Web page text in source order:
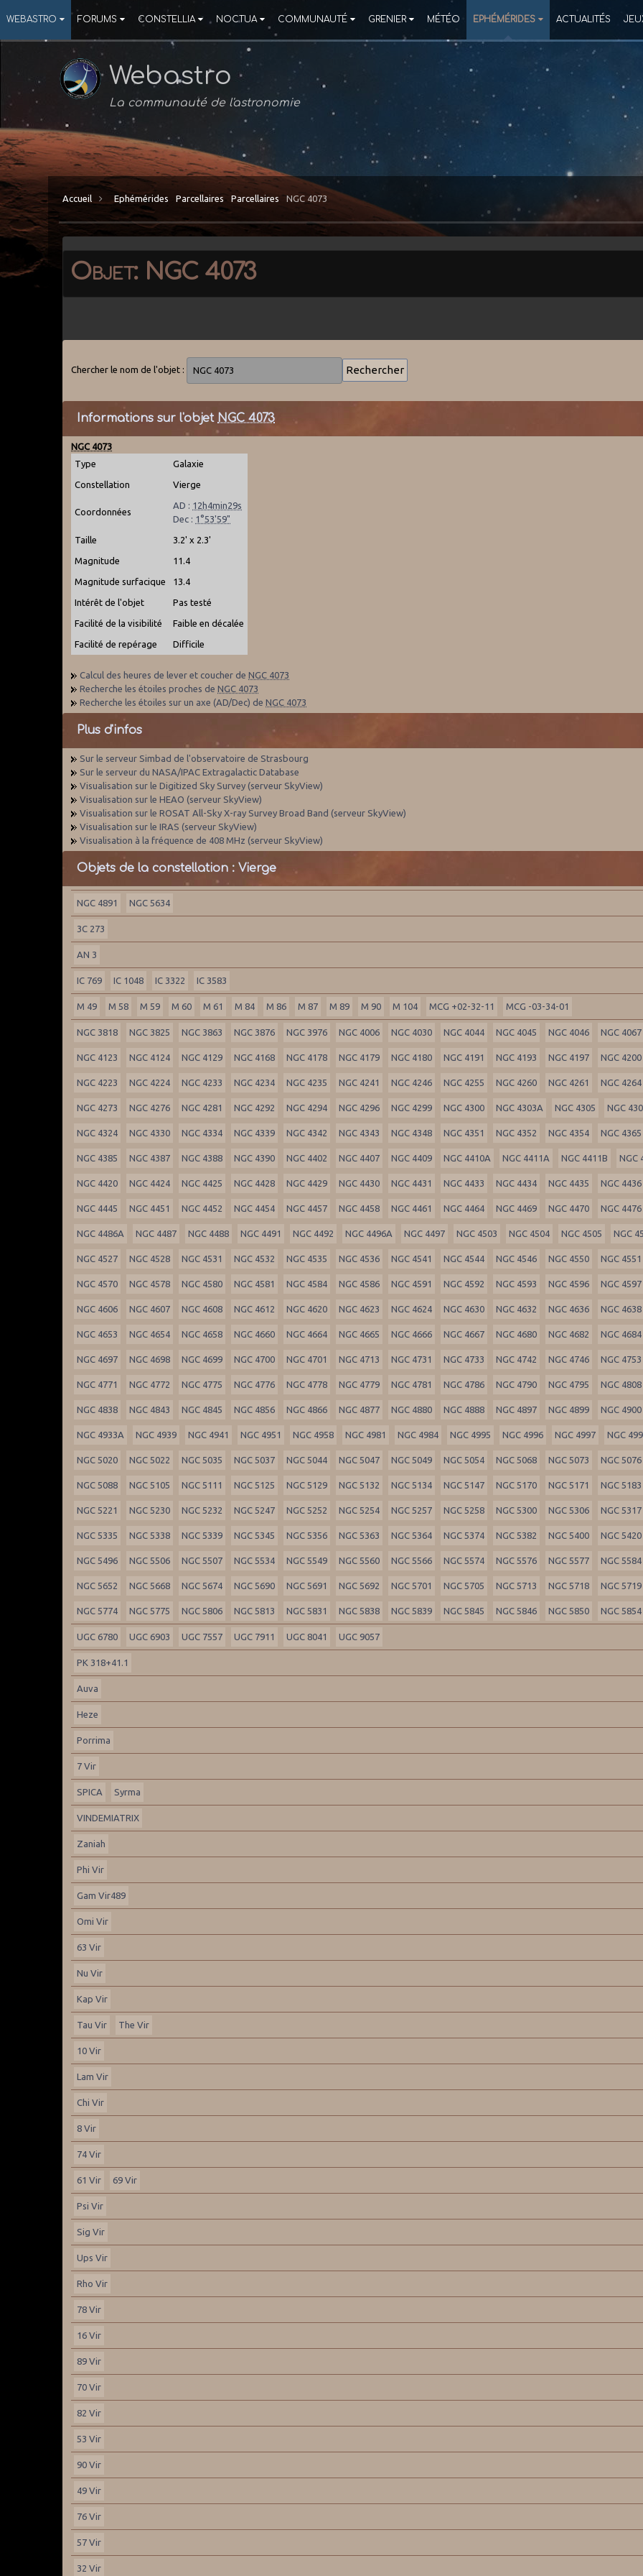
WEBASTRO FORUMS CONSTELLIA NOCTUA COMMUNAUTÉ GRENIER MÉTÉO EPHÉMÉRIDES ACTUALITÉS
Webastro
La communauté de l'astronomie
Accueil Ephémérides Parcellaires Parcellaires NGC 4073
Objet: NGC 4073
Chercher le nom de l'objet :
Informations sur l'objet NGC 4073
NGC 4073
Type
Galaxie
Constellation Vierge
Coordonnées
AD : 12h4min29s
Dec : 1°53'59"
Taille 3.2' x 2.3'
Magnitude 11.4
Magnitude surfacique 13.4
Intérêt de l'objet Pas testé
Facilité de la visibilité Faible en décalée
Facilité de repérage Difficile
Calcul des heures de lever et coucher deNGC 4073
Recherche les étoiles proches deNGC 4073
Recherche les étoiles sur un axe (AD/Dec) deNGC 4073
Plus d'infos
Sur le serveur Simbad de l'observatoire de Strasbourg
Sur le serveur du NASA/IPAC Extragalactic Database
Visualisation sur le Digitized Sky Survey (serveur SkyView)
Visualisation sur le HEAO (serveur SkyView)
Visualisation sur le ROSAT All-Sky X-ray Survey Broad Band (serveur SkyView)
Visualisation sur le IRAS (serveur SkyView)
Visualisation à la fréquence de 408 MHz (serveur SkyView)
Objets de la constellation : Vierge
NGC 4891 NGC 5634
3C 273
AN 3
IC 769 IC 1048 IC 3322 IC 3583
M 49 M 58 M 59 M 60 M 61 M 84 M 86 M 87 M 89 M 90 M 104 MCG +02-32-11 MCG -03-34-01
NGC 3818 NGC 3825 NGC 3863 NGC 3876 NGC 3976 NGC 4006 NGC 4030 NGC 4044 NGC 4045 NGC 4046 NGC 4067
NGC 4123 NGC 4124 NGC 4129 NGC 4168 NGC 4178 NGC 4179 NGC 4180 NGC 4191 NGC 4193 NGC 4197 NGC 4200
NGC 4223 NGC 4224 NGC 4233 NGC 4234 NGC 4235 NGC 4241 NGC 4246 NGC 4255 NGC 4260 NGC 4261 NGC 4264
NGC 4273 NGC 4276 NGC 4281 NGC 4292 NGC 4294 NGC 4296 NGC 4299 NGC 4300 NGC 4303A NGC 4305 NGC
NGC 4324 NGC 4330 NGC 4334 NGC 4339 NGC 4342 NGC 4343 NGC 4348 NGC 4351 NGC 4352 NGC 4354 NGC 4365
NGC 4385 NGC 4387 NGC 4388 NGC 4390 NGC 4402 NGC 4407 NGC 4409 NGC 4410A NGC 4411A NGC 4411B NGC
NGC 4420 NGC 4424 NGC 4425 NGC 4428 NGC 4429 NGC 4430 NGC 4431 NGC 4433 NGC 4434 NGC 4435 NGC 4436
NGC 4445 NGC 4451 NGC 4452 NGC 4454 NGC 4457 NGC 4458 NGC 4461 NGC 4464 NGC 4469 NGC 4470 NGC 4476
NGC 4486A NGC 4487 NGC 4488 NGC 4491 NGC 4492 NGC 4496A NGC 4497 NGC 4503 NGC 4504 NGC 4505 NGC
NGC 4527 NGC 4528 NGC 4531 NGC 4532 NGC 4535 NGC 4536 NGC 4541 NGC 4544 NGC 4546 NGC 4550 NGC 4551
NGC 4570 NGC 4578 NGC 4580 NGC 4581 NGC 4584 NGC 4586 NGC 4591 NGC 4592 NGC 4593 NGC 4596 NGC 4597
NGC 4606 NGC 4607 NGC 4608 NGC 4612 NGC 4620 NGC 4623 NGC 4624 NGC 4630 NGC 4632 NGC 4636 NGC 4638
NGC 4653 NGC 4654 NGC 4658 NGC 4660 NGC 4664 NGC 4665 NGC 4666 NGC 4667 NGC 4680 NGC 4682 NGC 4684
NGC 4697 NGC 4698 NGC 4699 NGC 4700 NGC 4701 NGC 4713 NGC 4731 NGC 4733 NGC 4742 NGC 4746 NGC 4753
NGC 4771 NGC 4772 NGC 4775 NGC 4776 NGC 4778 NGC 4779 NGC 4781 NGC 4786 NGC 4790 NGC 4795 NGC 4808
NGC 4838 NGC 4843 NGC 4845 NGC 4856 NGC 4866 NGC 4877 NGC 4880 NGC 4888 NGC 4897 NGC 4899 NGC 4900
NGC 4933A NGC 4939 NGC 4941 NGC 4951 NGC 4958 NGC 4981 NGC 4984 NGC 4995 NGC 4996 NGC 4997 NGC
NGC 5020 NGC 5022 NGC 5035 NGC 5037 NGC 5044 NGC 5047 NGC 5049 NGC 5054 NGC 5068 NGC 5073 NGC 5076
NGC 5088 NGC 5105 NGC 5111 NGC 5125 NGC 5129 NGC 5132 NGC 5134 NGC 5147 NGC 5170 NGC 5171 NGC 5183
NGC 5221 NGC 5230 NGC 5232 NGC 5247 NGC 5252 NGC 5254 NGC 5257 NGC 5258 NGC 5300 NGC 5306 NGC 5317
NGC 5335 NGC 5338 NGC 5339 NGC 5345 NGC 5356 NGC 5363 NGC 5364 NGC 5374 NGC 5382 NGC 5400 NGC 5420
NGC 5496 NGC 5506 NGC 5507 NGC 5534 NGC 5549 NGC 5560 NGC 5566 NGC 5574 NGC 5576 NGC 5577 NGC 5584
NGC 5652 NGC 5668 NGC 5674 NGC 5690 NGC 5691 NGC 5692 NGC 5701 NGC 5705 NGC 5713 NGC 5718 NGC 5719
NGC 5774 NGC 5775 NGC 5806 NGC 5813 NGC 5831 NGC 5838 NGC 5839 NGC 5845 NGC 5846 NGC 5850 NGC 5854
UGC 6780 UGC 6903 UGC 7557 UGC 7911 UGC 8041 UGC 9057
PK 318+41.1
Auva
Heze
Porrima
7 Vir
SPICA Syrma
VINDEMIATRIX
Zaniah
Phi Vir
Gam Vir489
Omi Vir
63 Vir
Nu Vir
Kap Vir
Tau Vir The Vir
10 Vir
Lam Vir
Chi Vir
8 Vir
74 Vir
61 Vir 69 Vir
Psi Vir
Sig Vir
Ups Vir
Rho Vir
78 Vir
16 Vir
89 Vir
70 Vir
82 Vir
53 Vir
90 Vir
49 Vir
76 Vir
57 Vir
32 Vir